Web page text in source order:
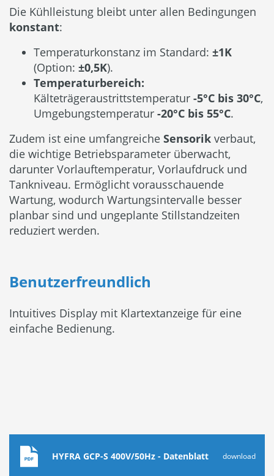
Die Kühlleistung bleibt unter allen Bedingungen
konstant:
Temperaturkonstanz im Standard: ±1K
(Option: ±0,5K).
Temperaturbereich:
Kälteträgeraustrittstemperatur -5°C bis 30°C,
Umgebungstemperatur -20°C bis 55°C.
Zudem ist eine umfangreiche Sensorik verbaut,
die wichtige Betriebsparameter überwacht,
darunter Vorlauftemperatur, Vorlaufdruck und
Tankniveau. Ermöglicht vorausschauende
Wartung, wodurch Wartungsintervalle besser
planbar sind und ungeplante Stillstandzeiten
reduziert werden.
Benutzerfreundlich
Intuitives Display mit Klartextanzeige für eine
einfache Bedienung.
HYFRA GCP-S 400V/50Hz - Datenblatt download